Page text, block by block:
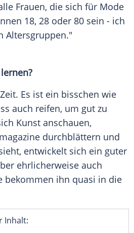
Frauen, die sich für Mode
18, 28 oder 80 sein - ich
Altersgruppen."
Es ist ein bisschen wie
auch reifen, um gut zu
Kunst anschauen,
durchblättern und
entwickelt sich ein guter
ehrlicherweise auch
bekommen ihn quasi in die
Inhalt: